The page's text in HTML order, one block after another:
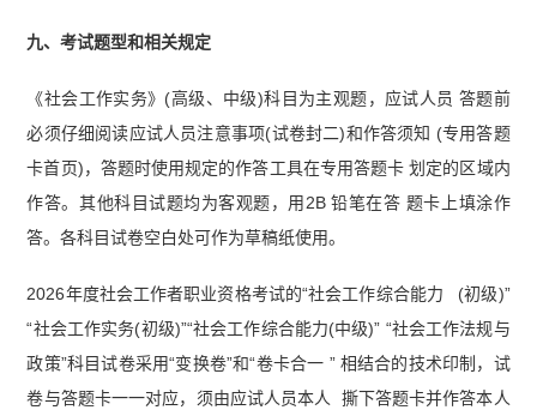
九、考试题型和相关规定
《社会工作实务》(高级、中级)科目为主观题，应试人员 答题前
必须仔细阅读应试人员注意事项(试卷封二)和作答须知 (专用答题
卡首页)，答题时使用规定的作答工具在专用答题卡 划定的区域内
作答。其他科目试题均为客观题，用2B 铅笔在答 题卡上填涂作
答。各科目试卷空白处可作为草稿纸使用。
2026年度社会工作者职业资格考试的“社会工作综合能力 (初级)”
“社会工作实务(初级)”“社会工作综合能力(中级)” “社会工作法规与
政策”科目试卷采用“变换卷”和“卷卡合一 ” 相结合的技术印制，试
卷与答题卡一一对应，须由应试人员本人 撕下答题卡并作答本人